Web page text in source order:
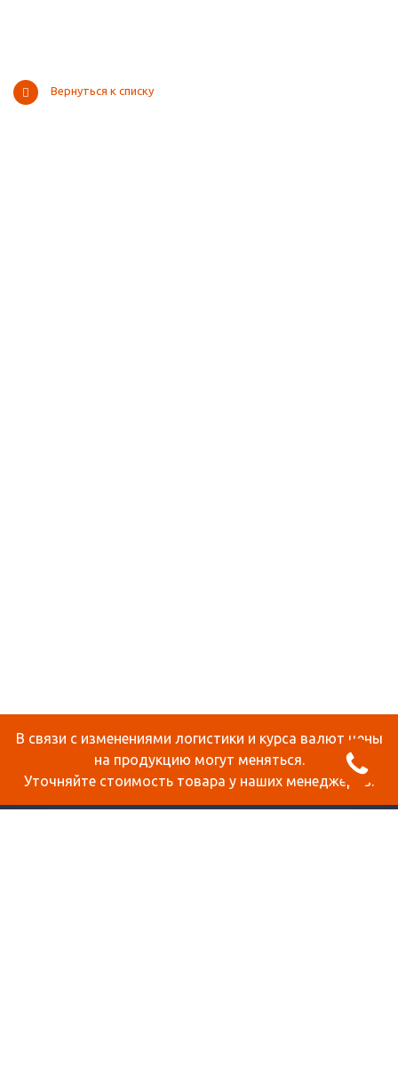
Вернуться к списку
В связи с изменениями логистики и курса валют цены
на продукцию могут меняться.
Уточняйте стоимость товара у наших менеджеров.